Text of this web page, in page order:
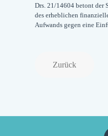
Drs. 21/14604 betont der
des erheblichen
Aufwands gegen eine
Zurück